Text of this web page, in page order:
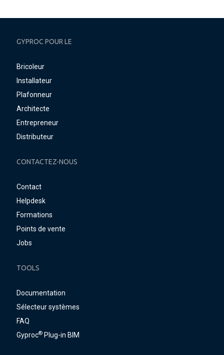
GYPROC POUR LE
Bricoleur
Installateur
Plafonneur
Architecte
Entrepreneur
Distributeur
CONTACTEZ-NOUS
Contact
Helpdesk
Formations
Points de vente
Jobs
TOOLS
Documentation
Sélecteur systèmes
FAQ
Gyproc® Plug-in BIM